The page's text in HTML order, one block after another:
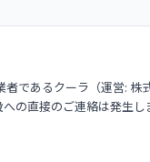
であるクーラ（運営:
の直接のご連絡は発生